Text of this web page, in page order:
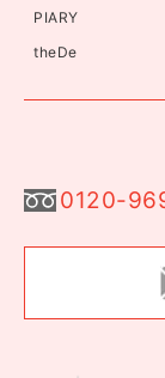
PIARY
theDe
0120-